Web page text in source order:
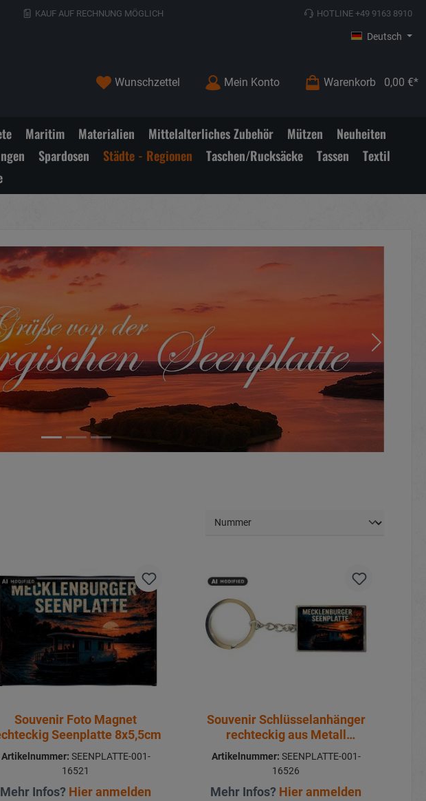
KAUF AUF RECHNUNG MÖGLICH HOTLINE +49 9163 8910
Deutsch
Wunschzettel Mein Konto Warenkorb 0,00 €*
Maritim Materialien Mittelalterliches Zubehör Mützen
Neuheiten
Spardosen Städte - Regionen Taschen/Rucksäcke Tassen
Textil
Souvenir Foto Magnet
Seenplatte 8x5,5cm
Artikelnummer: SEENPLATTE-001-
16521
Mehr Infos? Hier anmelden
Souvenir Schlüsselanhänger
rechteckig aus Metall
Seenplatte 3x10cm
Artikelnummer: SEENPLATTE-001-
16526
Mehr Infos? Hier anmelden